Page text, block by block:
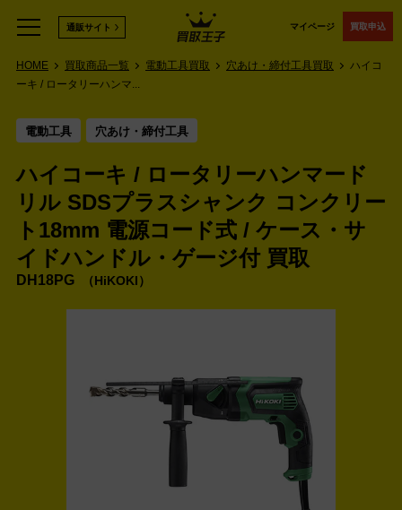
マイページ 買取申込
通販サイト
HOME 買取商品一覧 電動工具買取 穴あけ・締付工具買取
ハイコ
ーキ / ロータリーハンマ...
電動工具 穴あけ・締付工具
ハイコーキ / ロータリーハンマード
リル SDSプラスシャンク コンクリー
ト18mm 電源コード式 / ケース・サ
イドハンドル・ゲージ付 買取
DH18PG HiKOKI